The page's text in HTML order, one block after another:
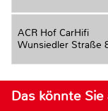
ACR Hof CarHifi
Wunsiedler Straße
Das könnte